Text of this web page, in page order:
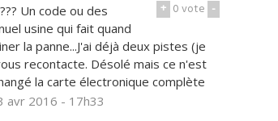
+ 0vote -
Un code ou des
usine qui fait quand
la panne...J'ai déjà deux pistes (je
recontacte. Désolé mais ce n'est
la carte électronique complète
avr 2016 - 17h33